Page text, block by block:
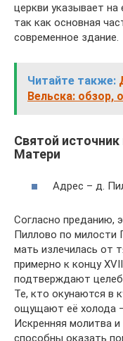
церкви указывает
так как основная
современное здание.
Читайте также:
Вельска: обзор,
Святой
Матери
Адрес – д.
Согласно преданию,
Пиллово по милости
мать излечилась от
примерно к концу
подтверждают
Те, кто окунаются в
ощущают её холода –
Искренняя молитва
способны оказать